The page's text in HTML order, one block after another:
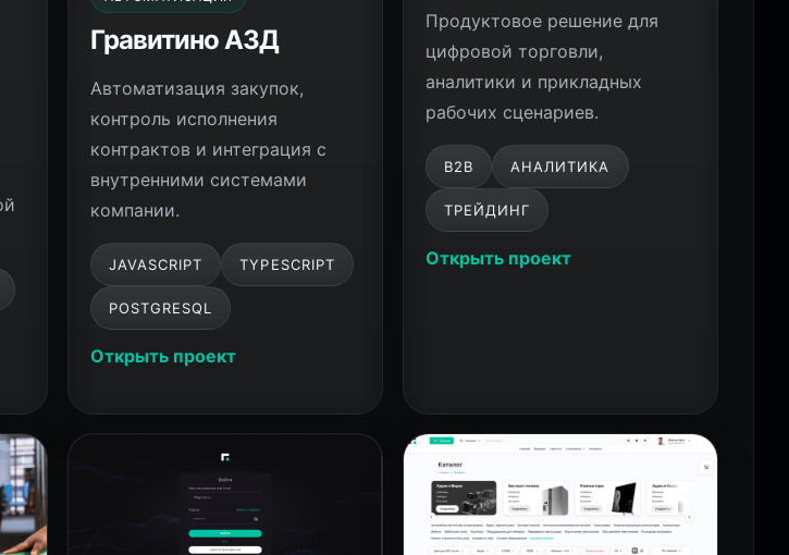
Гравитино АЗД
Автоматизация закупок,
контроль исполнения
контрактов и интеграция с
внутренними системами
компании.
JAVASCRIPT TYPESCRIPT
POSTGRESQL
Открыть проект
Продуктовое решение для
цифровой торговли,
аналитики и прикладных
рабочих сценариев.
B2B АНАЛИТИКА
ТРЕЙДИНГ
Открыть проект